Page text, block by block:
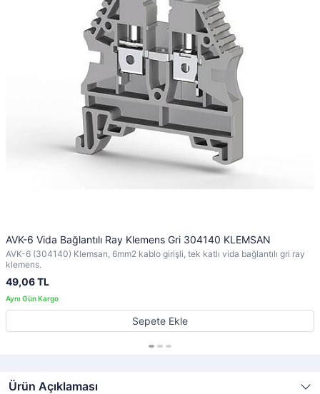
AVK-6 Vida Bağlantılı Ray Klemens Gri 304140 KLEMSAN
AVK-6 (304140) Klemsan, 6mm2 kablo girişli, tek katlı vida bağlantılı gri ray
klemens.
49,06 TL
Sepete Ekle
Ürün Açıklaması